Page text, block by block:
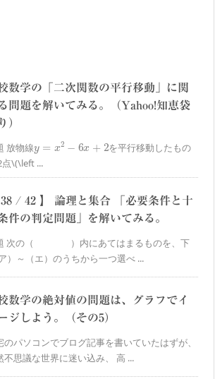
数学の「二次関数の平行移動」に関
問題を解いてみる。（Yahoo!知恵袋
）
放物線 − +2
を平行移動したもの
点\(\left ...
38 / 42 】 論理と集合 「必要条件と十
件の判定問題」を解いてみる。
次の（ ）内にあてはまるものを、下
）～（エ）のうちから一つ選べ ...
数学の絶対値の問題は、グラフでイ
ジしよう。（その5）
のパソコンでブログ記事を書いていたはずが、
不思議な世界に迷い込み、 高 ...